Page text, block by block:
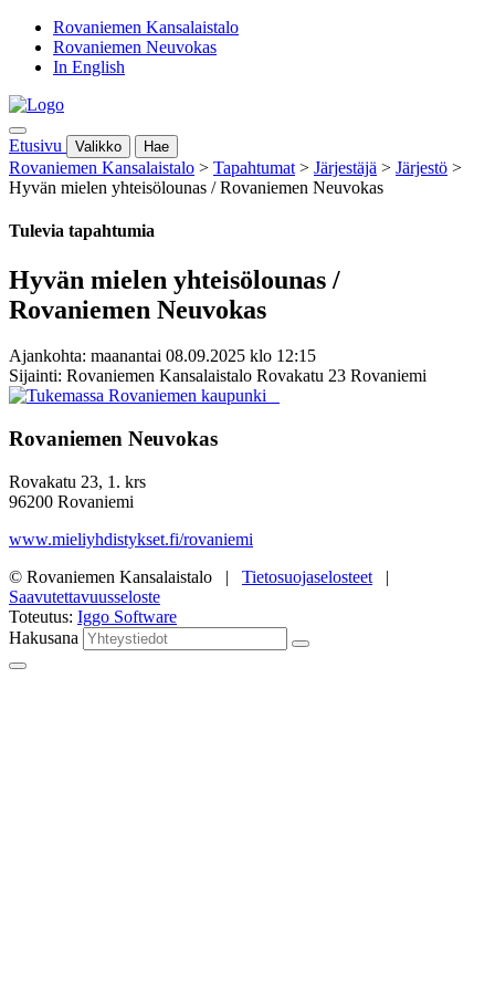
Rovaniemen Kansalaistalo
Rovaniemen Neuvokas
In English
Etusivu Valikko Hae
Rovaniemen Kansalaistalo > Tapahtumat > Järjestäjä > Järjestö >
Hyvän mielen yhteisölounas / Rovaniemen Neuvokas
Tulevia tapahtumia
Hyvän mielen yhteisölounas /
Rovaniemen Neuvokas
Ajankohta: maanantai 08.09.2025 klo 12:15
Sijainti: Rovaniemen Kansalaistalo Rovakatu 23 Rovaniemi
Rovaniemen Neuvokas
Rovakatu 23, 1. krs
96200 Rovaniemi
www.mieliyhdistykset.fi/rovaniemi
© Rovaniemen Kansalaistalo | Tietosuojaselosteet |
Saavutettavuusseloste
Toteutus: Iggo Software
Hakusana